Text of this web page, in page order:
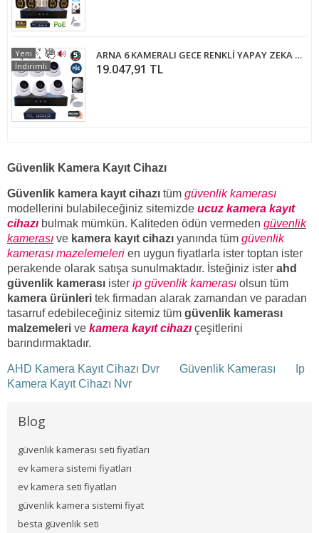
ARNA 6 KAMERALI GECE RENKLİ YAPAY ZEKA GERÇEK 5 MP 250 GB HDD DAHİL İÇ MEKAN GÜVENLİK SETİ - ST65250
19.047,91 TL
Yeni
İndirimli
Güvenlik Kamera Kayıt Cihazı
Güvenlik kamera kayıt cihazı tüm güvenlik kamerası
modellerini bulabileceğiniz sitemizde ucuz kamera kayıt
cihazı bulmak mümkün. Kaliteden ödün vermeden güvenlik
kamerası ve kamera kayıt cihazı yanında tüm güvenlik
kamerası mazelemeleri en uygun fiyatlarla ister toptan ister
perakende olarak satışa sunulmaktadır. İsteğiniz ister ahd
güvenlik kamerası ister ip güvenlik kamerası olsun tüm
kamera ürünleri tek firmadan alarak zamandan ve paradan
tasarruf edebileceğiniz sitemiz tüm güvenlik kamerası
malzemeleri ve kamera kayıt cihazı çeşitlerini
barındırmaktadır.
AHD Kamera Kayıt Cihazı Dvr Güvenlik Kamerası
Ip
Kamera Kayıt Cihazı Nvr
Blog
güvenlik kamerası seti fiyatları
ev kamera sistemi fiyatları
ev kamera seti fiyatları
güvenlik kamera sistemi fiyat
besta güvenlik seti